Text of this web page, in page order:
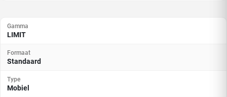
Gamma
LIMIT
Formaat
Standaard
Type
Mobiel